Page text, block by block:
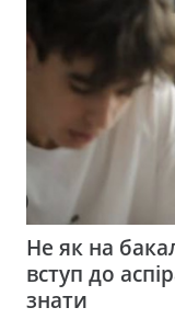
Не як на
вступ до
знати